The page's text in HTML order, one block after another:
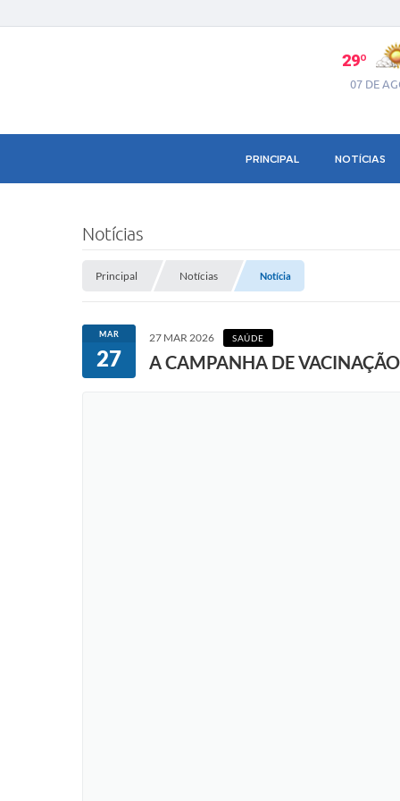
29º
07 DE
PRINCIPAL NOTÍCIAS
Notícias
Principal Notícias Notícia
MAR
27
27 MAR 2026 SAÚDE
A CAMPANHA DE